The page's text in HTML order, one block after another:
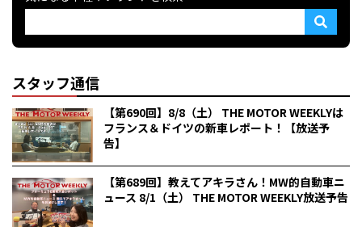
スタッフ通信
【第690回】8/8（土） THE MOTOR WEEKLYは
フランス＆ドイツの新車レポート！【放送予
告】
【第689回】教えてアキラさん！MW的自動車ニ
ュース 8/1（土） THE MOTOR WEEKLY放送予告